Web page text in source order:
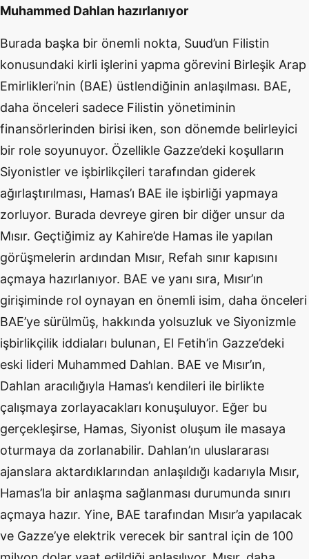
Muhammed Dahlan hazırlanıyor
Burada başka bir önemli nokta, Suud’un Filistin
konusundaki kirli işlerini yapma görevini Birleşik Arap
Emirlikleri’nin (BAE) üstlendiğinin anlaşılması. BAE,
daha önceleri sadece Filistin yönetiminin
finansörlerinden birisi iken, son dönemde belirleyici
bir role soyunuyor. Özellikle Gazze’deki koşulların
Siyonistler ve işbirlikçileri tarafından giderek
ağırlaştırılması, Hamas’ı BAE ile işbirliği yapmaya
zorluyor. Burada devreye giren bir diğer unsur da
Mısır. Geçtiğimiz ay Kahire’de Hamas ile yapılan
görüşmelerin ardından Mısır, Refah sınır kapısını
açmaya hazırlanıyor. BAE ve yanı sıra, Mısır’ın
girişiminde rol oynayan en önemli isim, daha önceleri
BAE’ye sürülmüş, hakkında yolsuzluk ve Siyonizmle
işbirlikçilik iddiaları bulunan, El Fetih’in Gazze’deki
eski lideri Muhammed Dahlan. BAE ve Mısır’ın,
Dahlan aracılığıyla Hamas’ı kendileri ile birlikte
çalışmaya zorlayacakları konuşuluyor. Eğer bu
gerçekleşirse, Hamas, Siyonist oluşum ile masaya
oturmaya da zorlanabilir. Dahlan’ın uluslararası
ajanslara aktardıklarından anlaşıldığı kadarıyla Mısır,
Hamas’la bir anlaşma sağlanması durumunda sınırı
açmaya hazır. Yine, BAE tarafından Mısır’a yapılacak
ve Gazze’ye elektrik verecek bir santral için de 100